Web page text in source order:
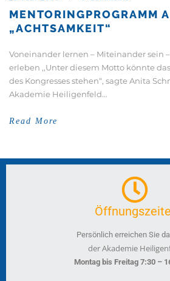
MENTORINGPROGRAMM
„ACHTSAMKEIT“
Voneinander lernen – Miteinander sein
erleben ,,Unter diesem Motto könnte
des Kongresses stehen“, sagte Anita
Akademie Heiligenfeld...
Read More
Persönlich erreichen Sie
der Akademie
Montag bis Freitag 7:30 –